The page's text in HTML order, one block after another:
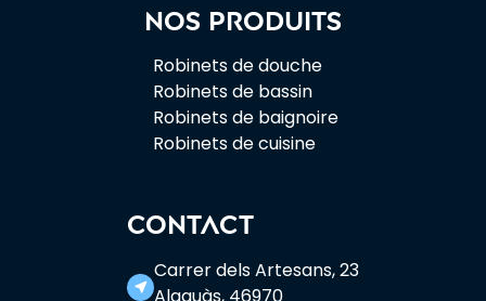
Nos produits
Robinets de douche
Robinets de bassin
Robinets de baignoire
Robinets de cuisine
CONTACT
near_me
Carrer dels Artesans, 23